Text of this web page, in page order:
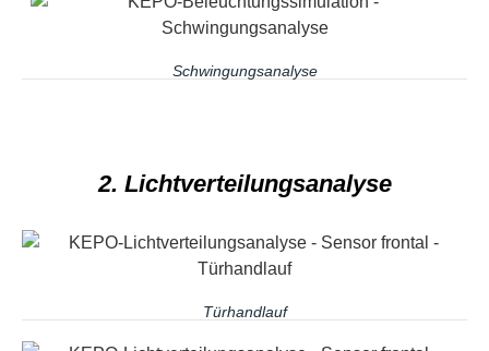
Schwingungsanalyse
2. Lichtverteilungsanalyse
Türhandlauf